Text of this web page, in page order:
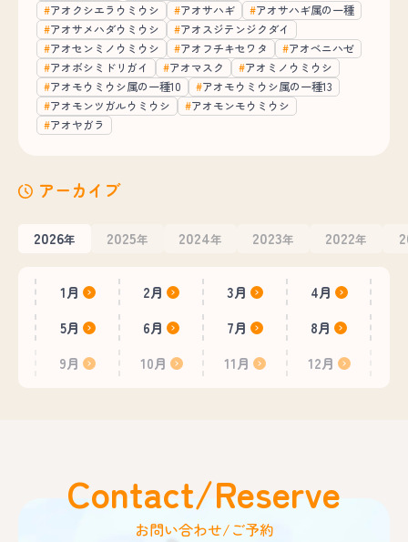
アオクシエラウミウシ
アオサハギ
アオサハギ属の一種
アオサメハダウミウシ
アオスジテンジクダイ
アオセンミノウミウシ
アオフチキセワタ
アオベニハゼ
アオボシミドリガイ
アオマスク
アオミノウミウシ
アオモウミウシ属の一種10
アオモウミウシ属の一種13
アオモンツガルウミウシ
アオモンモウミウシ
アオヤガラ
アーカイブ
2026年 2025年 2024年 2023年 2022年
1月 2月 3月
4月
5月
6月 7月
8月
9月
10月 11月 12月
Contact/Reserve
お問い合わせ/ご予約